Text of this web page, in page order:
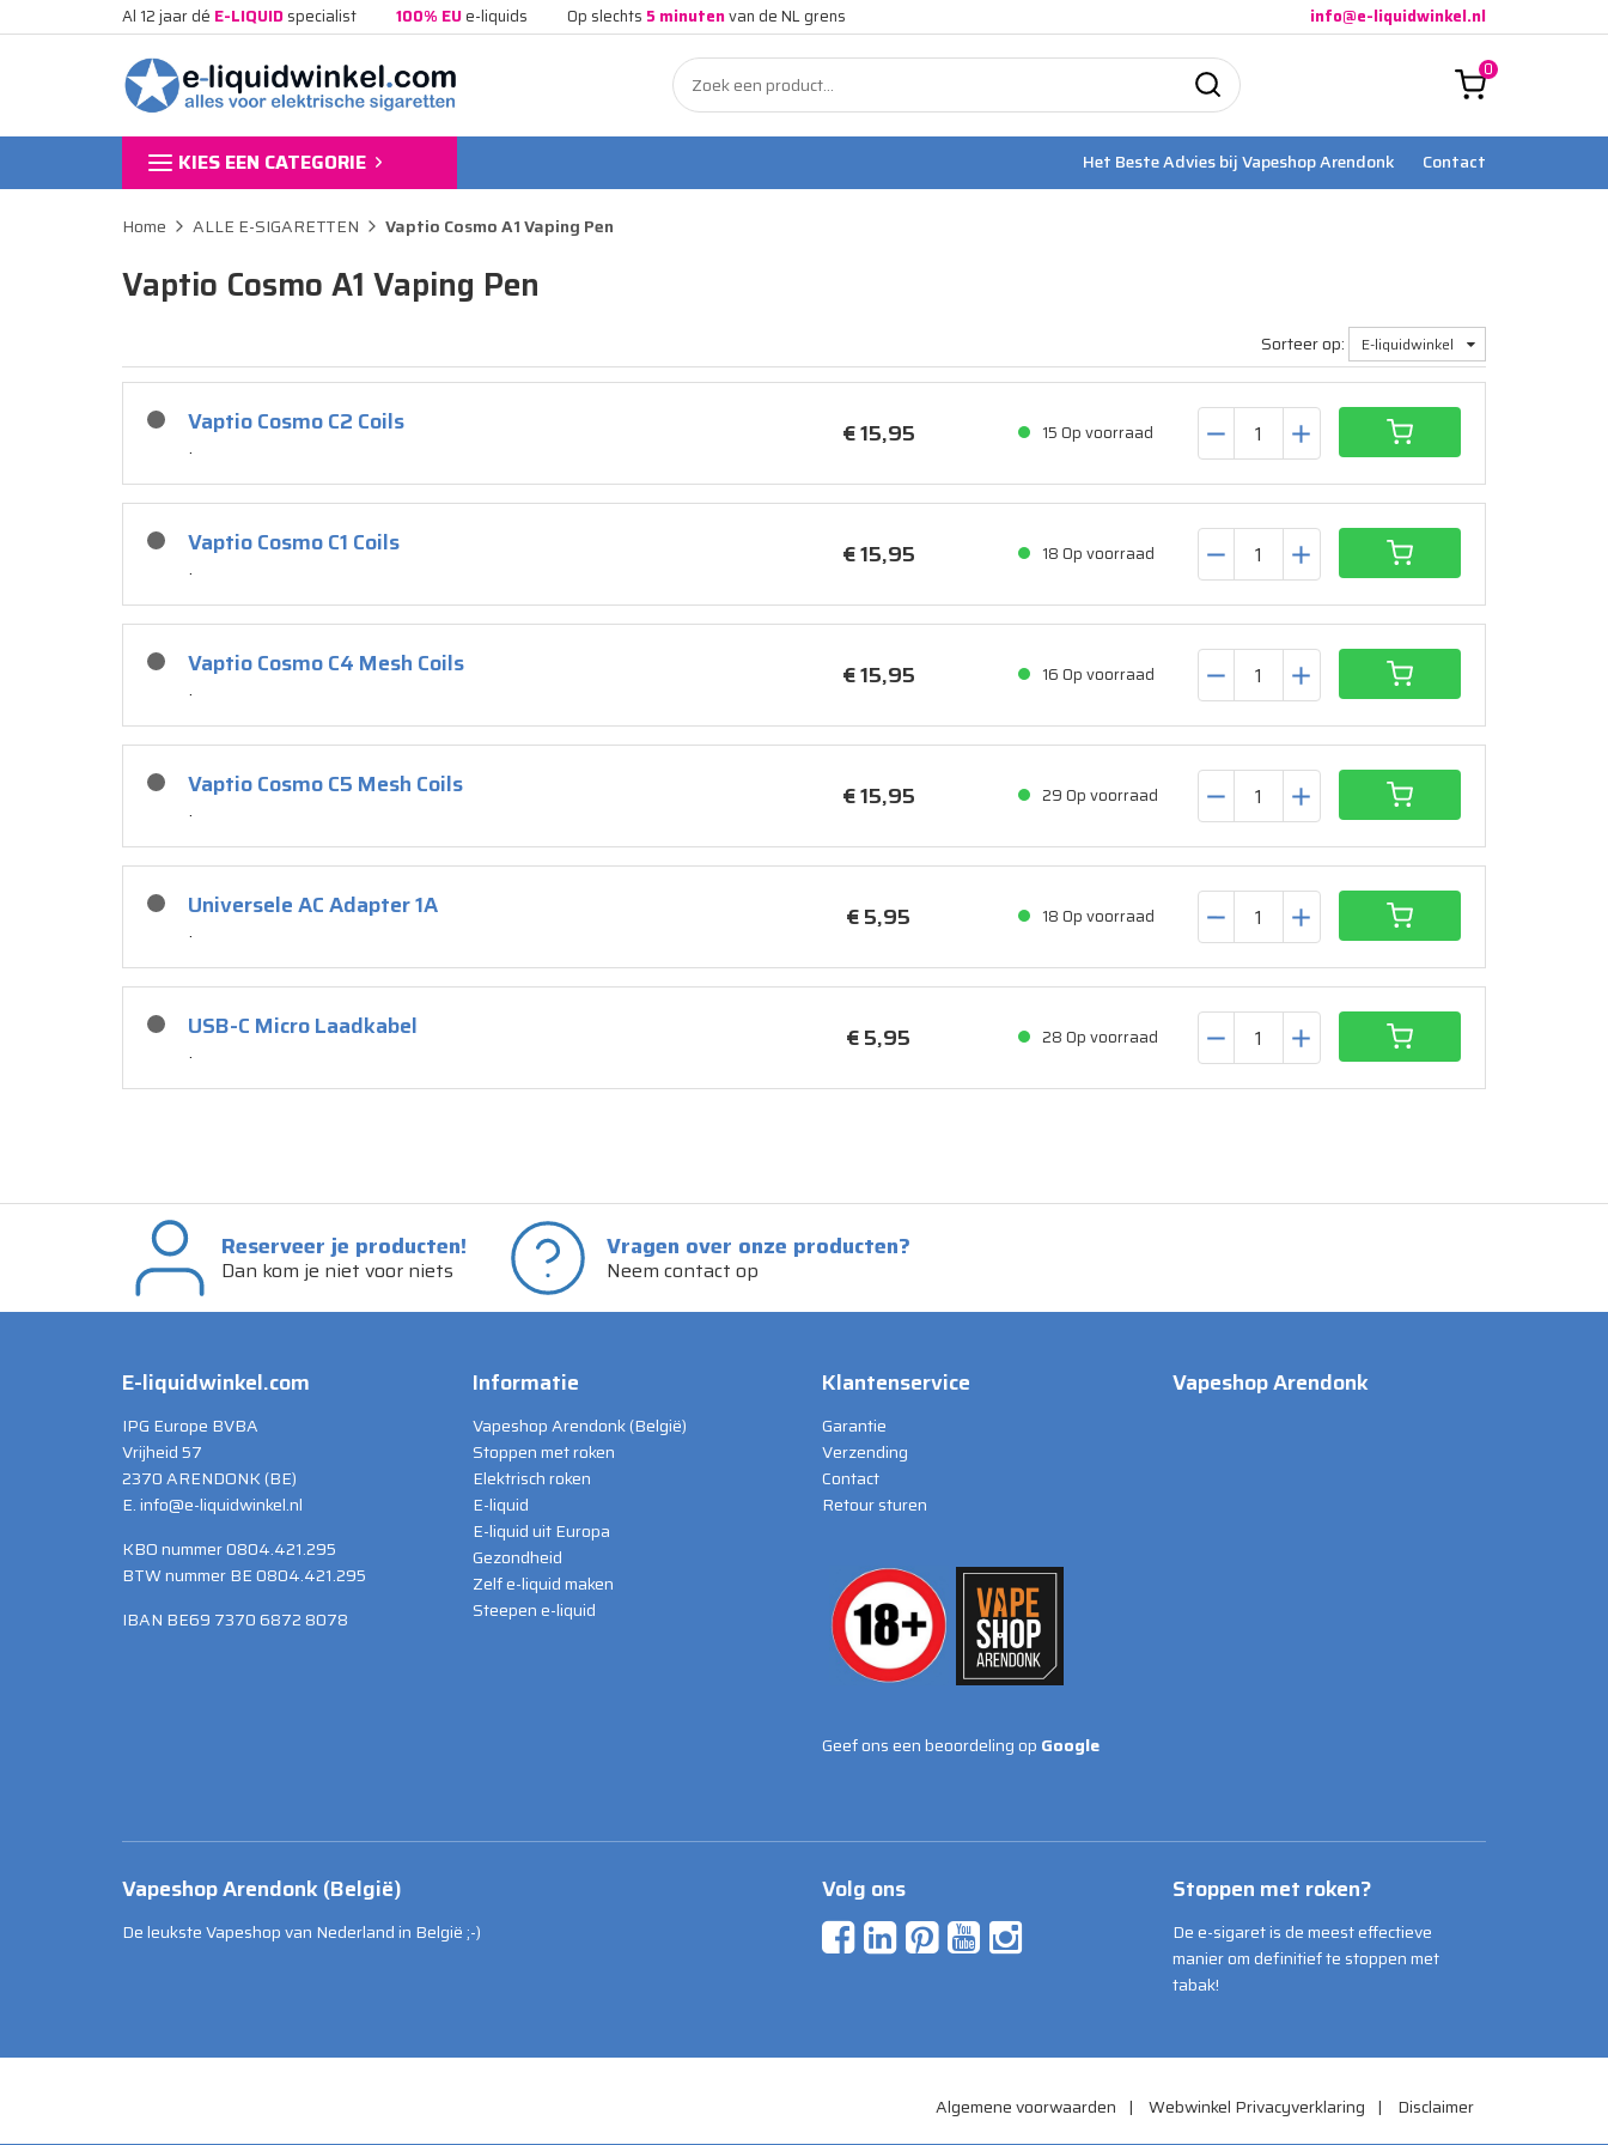
Al 12 jaar dé E-LIQUIDspecialist 100% EUe-liquids Op slechts 5 minutenvan de NL grens info@e-liquidwinkel.nl
0
KIES EEN CATEGORIE Het Beste Advies bij Vapeshop Arendonk Contact
Home ALLE E-SIGARETTEN Vaptio Cosmo A1 Vaping Pen
Vaptio Cosmo A1 Vaping Pen
Sorteer op: E-liquidwinkel
Vaptio Cosmo C2 Coils
. € 15,95 15 Op voorraad
Vaptio Cosmo C1 Coils
. € 15,95 18 Op voorraad
Vaptio Cosmo C4 Mesh Coils
. € 15,95 16 Op voorraad
Vaptio Cosmo C5 Mesh Coils
. € 15,95 29 Op voorraad
Universele AC Adapter 1A
. € 5,95 18 Op voorraad
USB-C Micro Laadkabel
. € 5,95 28 Op voorraad
Reserveer je producten!
Dan kom je niet voor niets
Vragen over onze producten?
Neem contact op
E-liquidwinkel.com
IPG Europe BVBA
Vrijheid 57
2370 ARENDONK (BE)
E. info@e-liquidwinkel.nl
KBO nummer 0804.421.295
BTW nummer BE 0804.421.295
IBAN BE69 7370 6872 8078
Informatie
Vapeshop Arendonk (België)
Stoppen met roken
Elektrisch roken
E-liquid
E-liquid uit Europa
Gezondheid
Zelf e-liquid maken
Steepen e-liquid
Klantenservice
Garantie
Verzending
Contact
Retour sturen
Geef ons een beoordeling op Google
Vapeshop Arendonk
Vapeshop Arendonk (België)
De leukste Vapeshop van Nederland in België ;-)
Volg ons Stoppen met roken?
De e-sigaret is de meest effectieve
manier om definitief te stoppen met
tabak!
Algemene voorwaarden Webwinkel Privacyverklaring Disclaimer